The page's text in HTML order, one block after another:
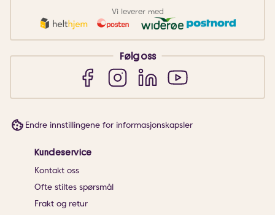
Vi leverer med
Følg oss
Endre innstillingene for informasjonskapsler
Kundeservice
Kontakt oss
Ofte stiltes spørsmål
Frakt og retur